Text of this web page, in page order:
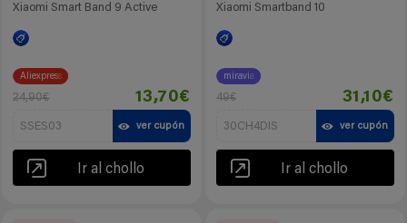
Xiaomi Smart Band 9 Active
Aliexpress
24,90€ 13,70€
SSES03 ver cupón
Ir al chollo
Xiaomi Smartband 10
miravia
49€ 31,10€
30CH4DIS ver cupón
Ir al chollo